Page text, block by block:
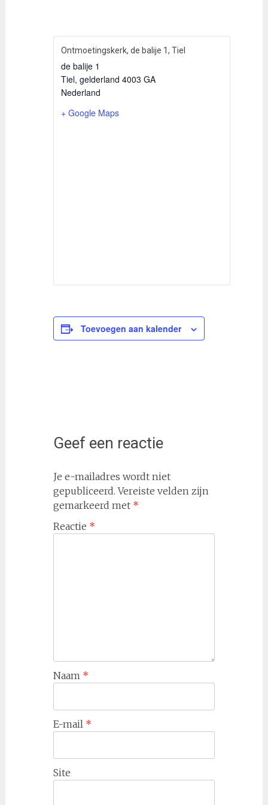
Ontmoetingskerk, de balije 1, Tiel
de balije 1
Tiel, gelderland 4003 GA
Nederland
+ Google Maps
Toevoegen aan kalender
Geef een reactie
Je e-mailadres wordt niet
gepubliceerd. Vereiste velden zijn
gemarkeerd met *
Reactie *
Naam *
E-mail *
Site